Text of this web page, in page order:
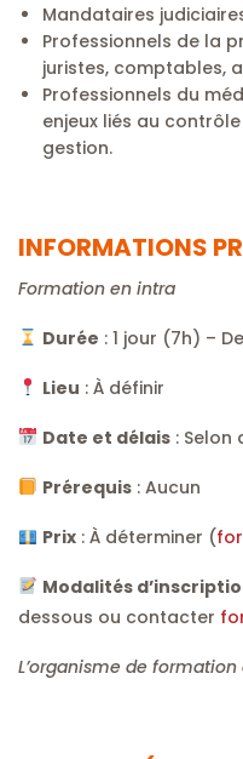
Mandataires
Professionnels de la
juristes, comptables,
Professionnels du
enjeux liés au
gestion.
INFORMATIONS
Formation en intra
Durée : 1 jour (7h) –
Lieu : À définir
Date et délais: Selon
Prérequis: Aucun
Prix: À déterminer (
Modalités
dessous ou contacter
L’organisme de